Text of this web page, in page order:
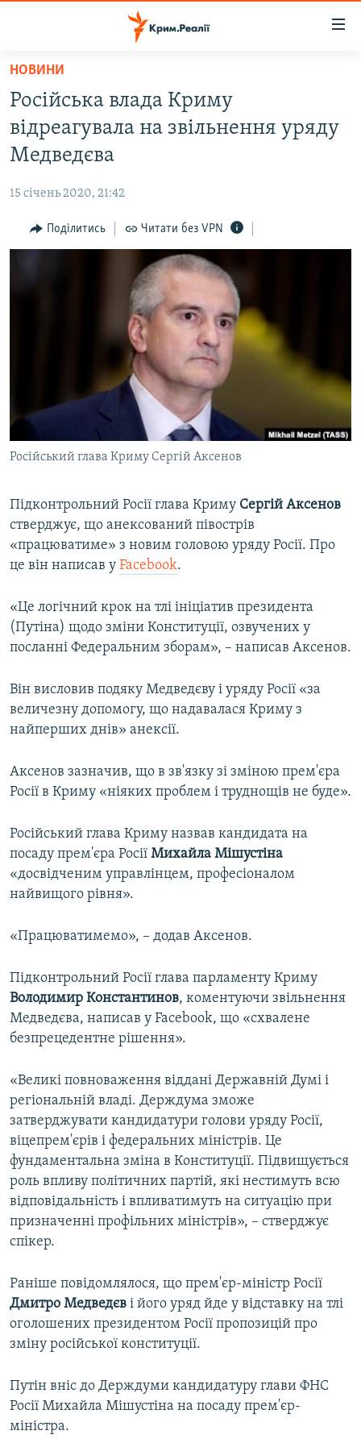
Перейти
основного
матеріалу
Перейти
до
основної
Перейти
до
ВІДЕО ТА ФОТО
БЛОГИ
ПОГЛЯД
ВІДЕОУРОКИ «ELIFBE»
СВІДЧЕННЯ ОКУПАЦІЇ
УКРАЇНСЬКА ПРОБЛЕМА КРИМУ
ІНФОГРАФІКА
ЯК ОБІЙТИ БЛОКУВАННЯ
Qırımtatar
ДОЛУЧАЙСЯ!
Усі сайти RFE/RL
НОВИНИ
Російська влада Криму
відреагувала на звільнення уряду
Медведєва
15 січень 2020, 21:42
Поділитись Читати без VPN
Російський глава Криму Сергій Аксенов
Підконтрольний Росії глава Криму Сергій Аксенов
стверджує, що анексований півострів
«працюватиме» з новим головою уряду Росії. Про
це він написав у Facebook.
«Це логічний крок на тлі ініціатив президента
(Путіна) щодо зміни Конституції, озвучених у
посланні Федеральним зборам», – написав Аксенов.
Він висловив подяку Медведєву і уряду Росії «за
величезну допомогу, що надавалася Криму з
найперших днів» анексії.
Аксенов зазначив, що в зв'язку зі зміною прем'єра
Росії в Криму «ніяких проблем і труднощів не буде».
Російський глава Криму назвав кандидата на
посаду прем'єра Росії Михайла Мішустіна
«досвідченим управлінцем, професіоналом
найвищого рівня».
«Працюватимемо», – додав Аксенов.
Підконтрольний Росії глава парламенту Криму
Володимир Константинов, коментуючи звільнення
Медведєва, написав у Facebook, що «схвалене
безпрецедентне рішення».
«Великі повноваження віддані Державній Думі і
регіональній владі. Держдума зможе
затверджувати кандидатури голови уряду Росії,
віцепрем'єрів і федеральних міністрів. Це
фундаментальна зміна в Конституції. Підвищується
роль впливу політичних партій, які нестимуть всю
відповідальність і впливатимуть на ситуацію при
призначенні профільних міністрів», – стверджує
спікер.
Раніше повідомлялося, що прем'єр-міністр Росії
Дмитро Медведєв і його уряд йде у відставку на тлі
оголошених президентом Росії пропозицій про
зміну російської конституції.
Путін вніс до Держдуми кандидатуру глави ФНС
Росії Михайла Мішустіна на посаду прем'єр-
міністра.